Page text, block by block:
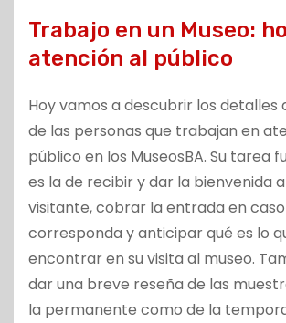
Trabajo en un Museo:
atención al público
Hoy vamos a descubrir los detalles
de las personas que trabajan en
público en los MuseosBA. Su tarea
es la de recibir y dar la bienvenida
visitante, cobrar la entrada en
corresponda y anticipar qué es lo
encontrar en su visita al museo.
dar una breve reseña de las
la permanente como de la